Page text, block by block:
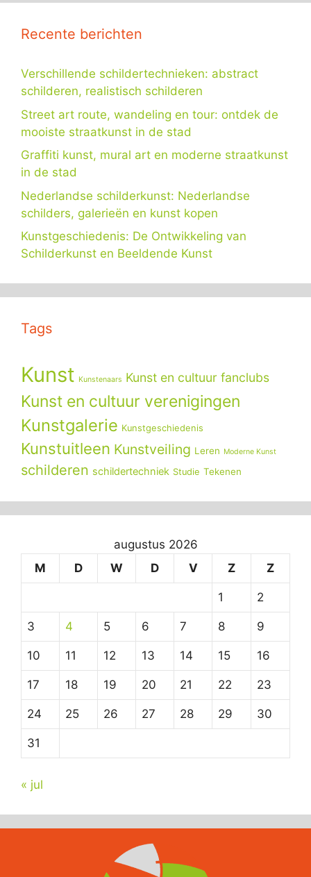
Recente berichten
Verschillende schildertechnieken: abstract
schilderen, realistisch schilderen
Street art route, wandeling en tour: ontdek de
mooiste straatkunst in de stad
Graffiti kunst, mural art en moderne straatkunst
in de stad
Nederlandse schilderkunst: Nederlandse
schilders, galerieën en kunst kopen
Kunstgeschiedenis: De Ontwikkeling van
Schilderkunst en Beeldende Kunst
Tags
Kunst Kunstenaars Kunst en cultuur fanclubs
Kunst en cultuur verenigingen
Kunstgalerie Kunstgeschiedenis
Kunstuitleen Kunstveiling Leren Moderne Kunst
schilderen schildertechniek Studie Tekenen
augustus 2026
M
D W D V Z Z
1 2
3 4 5 6 7 8 9
10 11 12 13 14 15 16
17 18 19 20 21 22 23
24 25 26 27 28 29 30
31
« jul